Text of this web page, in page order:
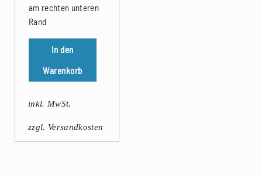
am rechten unteren
Rand
In den
Warenkorb
inkl. MwSt.
zzgl. Versandkosten